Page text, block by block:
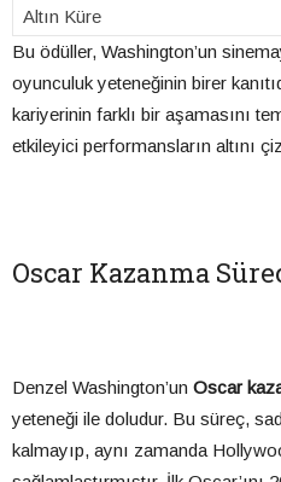
Altın Küre
Bu ödüller, Washington’un
oyunculuk yeteneğinin birer
kariyerinin farklı bir aşamasını
etkileyici performansların altını
Oscar Kazanma
Denzel Washington’un Oscar
yeteneği ile doludur. Bu süreç,
kalmayıp, aynı zamanda